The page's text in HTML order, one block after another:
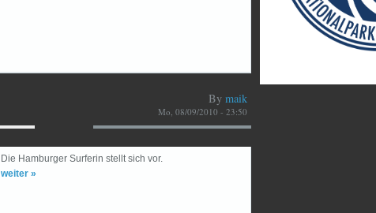
By maik
Mo, 08/09/2010 - 23:50
Die Hamburger Surferin stellt sich vor.
weiter »